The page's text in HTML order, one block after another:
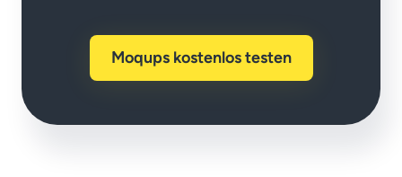
Moqups kostenlos testen